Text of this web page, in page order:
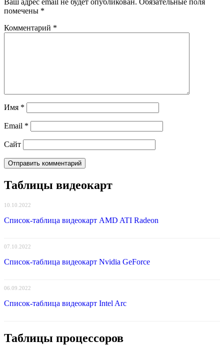
Ваш адрес email не будет опубликован. Обязательные поля
помечены *
Комментарий *
Имя *
Email *
Сайт
Таблицы видеокарт
10.10.2022
Список-таблица видеокарт AMD ATI Radeon
07.10.2022
Список-таблица видеокарт Nvidia GeForce
06.09.2022
Список-таблица видеокарт Intel Arc
Таблицы процессоров